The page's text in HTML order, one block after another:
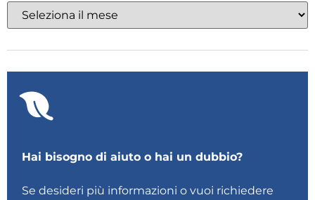
Hai bisogno di aiuto o hai un dubbio?
Se desideri più informazioni o vuoi richiedere